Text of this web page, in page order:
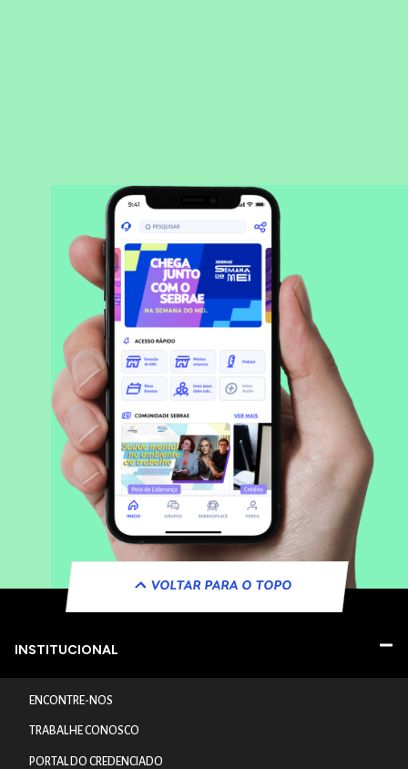
VOLTAR PARA O TOPO
INSTITUCIONAL
ENCONTRE-NOS
TRABALHE CONOSCO
PORTAL DO CREDENCIADO